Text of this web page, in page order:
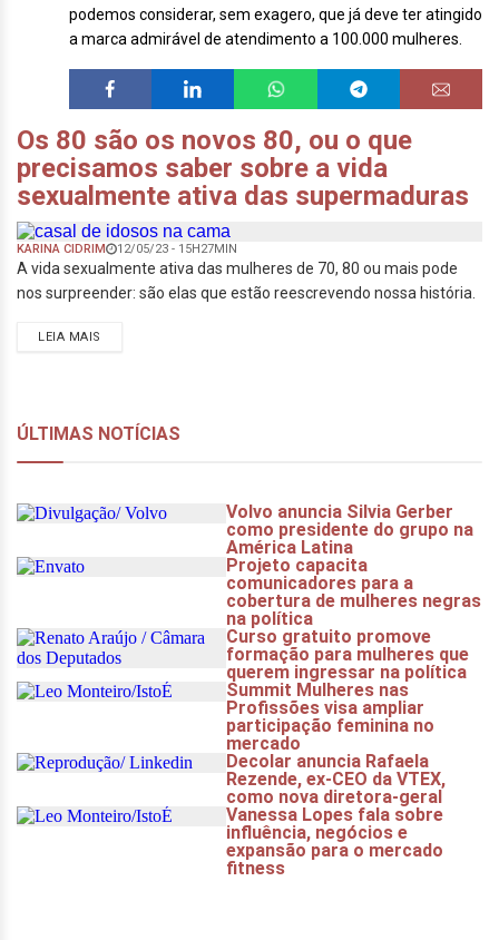
podemos considerar, sem exagero, que já deve ter atingido
a marca admirável de atendimento a 100.000 mulheres.
Os 80 são os novos 80, ou o que
precisamos saber sobre a vida
sexualmente ativa das supermaduras
KARINA CIDRIM 12/05/23 - 15H27MIN
A vida sexualmente ativa das mulheres de 70, 80 ou mais pode
nos surpreender: são elas que estão reescrevendo nossa história.
LEIA MAIS